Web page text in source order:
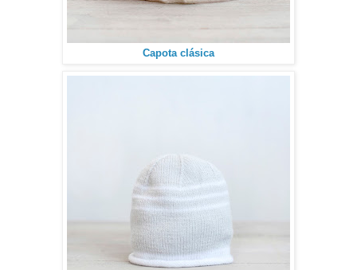
Capota clásica